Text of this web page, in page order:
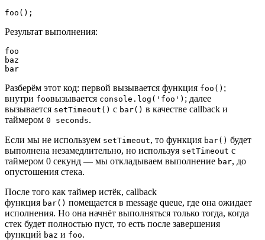
foo();
Результат выполнения:
foo
baz
bar
Разберём этот код: первой вызывается функция foo() ;
внутри fooвызывается console.log('foo') ; далее
вызывается setTimeout() с bar() в качестве callback и
таймером 0 seconds.
Если мы не используем setTimeout, то функция bar() будет
выполнена незамедлительно, но используя setTimeout с
таймером 0 секунд ― мы откладываем выполнение bar, до
опустошения стека.
После того как таймер истёк, callback
функция bar() помещается в message queue, где она ожидает
исполнения. Но она начнёт выполняться только тогда, когда
стек будет полностью пуст, то есть после завершения
функций baz и foo.